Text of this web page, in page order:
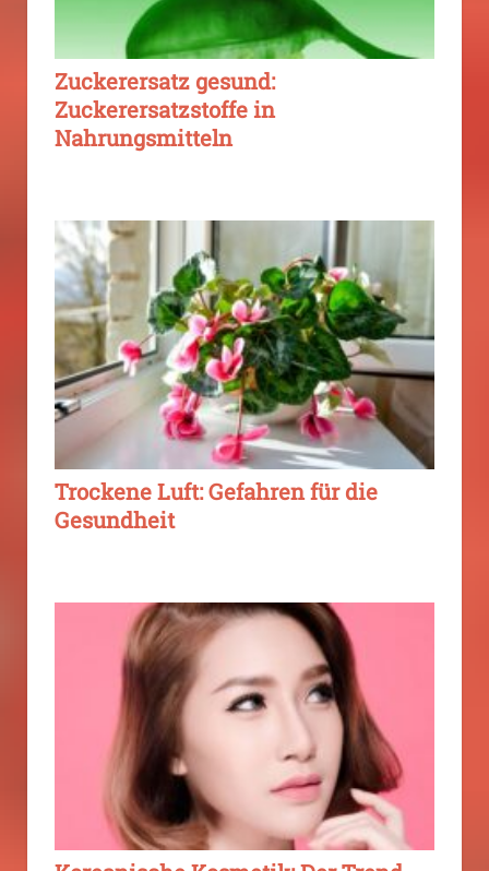
Zuckerersatz gesund:
Zuckerersatzstoffe in
Nahrungsmitteln
Trockene Luft: Gefahren für die
Gesundheit